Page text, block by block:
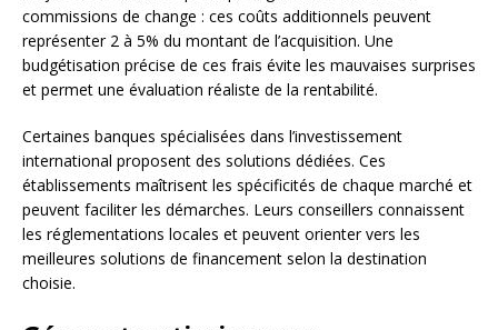
commissions de change : ces coûts additionnels peuvent
représenter 2 à 5% du montant de l’acquisition. Une
budgétisation précise de ces frais évite les mauvaises surprises
et permet une évaluation réaliste de la rentabilité.
Certaines banques spécialisées dans l’investissement
international proposent des solutions dédiées. Ces
établissements maîtrisent les spécificités de chaque marché et
peuvent faciliter les démarches. Leurs conseillers connaissent
les réglementations locales et peuvent orienter vers les
meilleures solutions de financement selon la destination
choisie.